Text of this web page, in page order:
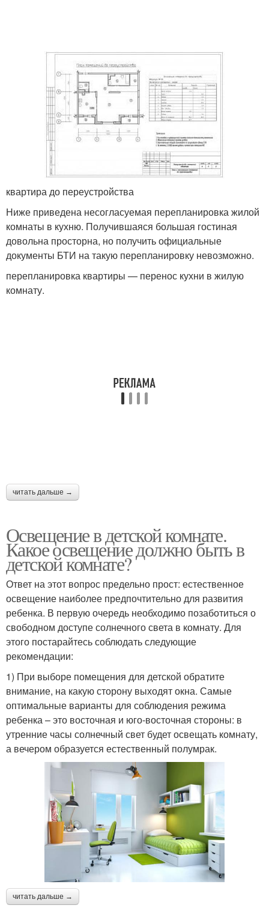
квартира до переустройства
Ниже приведена несогласуемая перепланировка жилой
комнаты в кухню. Получившаяся большая гостиная
довольна просторна, но получить официальные
документы БТИ на такую перепланировку невозможно.
перепланировка квартиры — перенос кухни в жилую
комнату.
читать дальше →
Освещение в детской комнате.
Какое освещение должно быть в
детской комнате?
Ответ на этот вопрос предельно прост: естественное
освещение наиболее предпочтительно для развития
ребенка. В первую очередь необходимо позаботиться о
свободном доступе солнечного света в комнату. Для
этого постарайтесь соблюдать следующие
рекомендации:
1) При выборе помещения для детской обратите
внимание, на какую сторону выходят окна. Самые
оптимальные варианты для соблюдения режима
ребенка – это восточная и юго-восточная стороны: в
утренние часы солнечный свет будет освещать комнату,
а вечером образуется естественный полумрак.
читать дальше →